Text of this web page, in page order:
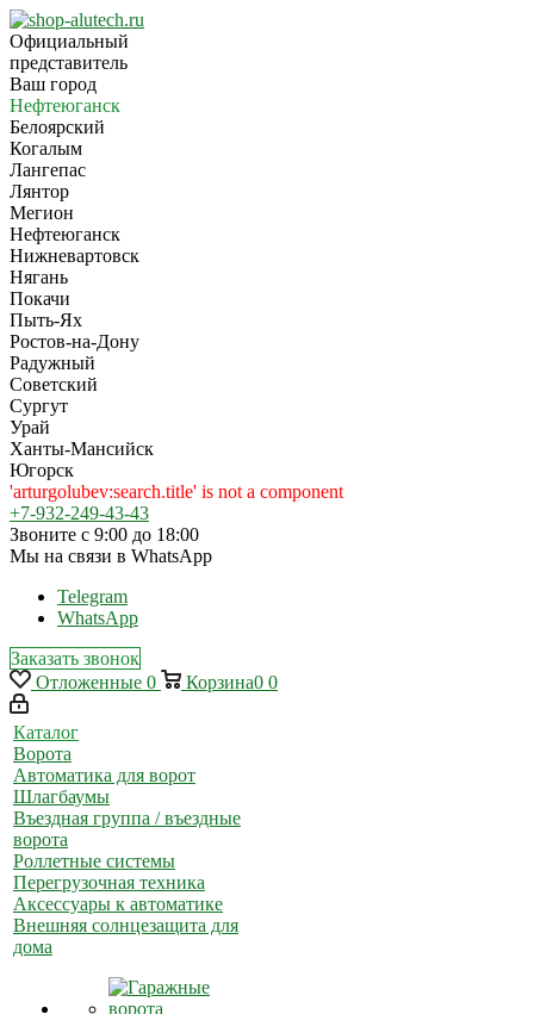
Официальный
представитель
Ваш город
Нефтеюганск
Белоярский
Когалым
Лангепас
Лянтор
Мегион
Нефтеюганск
Нижневартовск
Нягань
Покачи
Пыть-Ях
Рoстов-на-Дону
Радужный
Советский
Сургут
Урай
Ханты-Мансийск
Югорск
'arturgolubev:search.title' is not a component
+7-932-249-43-43
Звоните с 9:00 до 18:00
Мы на связи в WhatsApp
Telegram
WhatsApp
Заказать звонок
Отложенные 0 Корзина0 0
Каталог
Ворота
Автоматика для ворот
Шлагбаумы
Въездная группа / въездные
ворота
Роллетные системы
Перегрузочная техника
Аксессуары к автоматике
Внешняя солнцезащита для
дома